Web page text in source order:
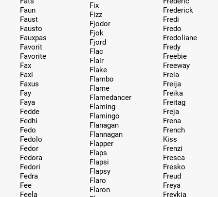
Faun
Faust
Fausto
Fauxpas
Favorit
Favorite
Fax
Faxi
Faxus
Fay
Faya
Fedde
Fedhi
Fedo
Fedolo
Fedor
Fedora
Fedori
Fedra
Fee
Feela
Fix
Fizz
Fjodor
Fjok
Fjord
Flac
Flair
Flake
Flambo
Flame
Flamedancer
Flaming
Flamingo
Flanagan
Flannagan
Flapper
Flaps
Flapsi
Flapsy
Flaro
Flaron
Frederick
Fredi
Fredo
Fredoliane
Fredy
Freebie
Freeway
Freia
Freija
Freika
Freitag
Freja
Frena
French
Kiss
Frenzi
Fresca
Fresko
Freud
Freya
Freykja